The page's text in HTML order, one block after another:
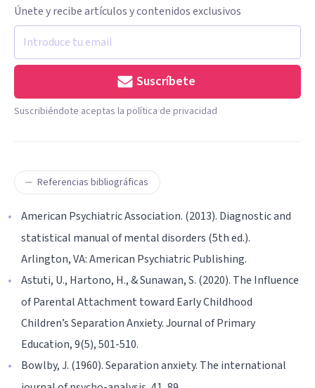
Únete y recibe artículos y contenidos exclusivos
Suscríbete
Suscribiéndote aceptas la política de privacidad
Referencias bibliográficas
American Psychiatric Association. (2013). Diagnostic and
statistical manual of mental disorders (5th ed.).
Arlington, VA: American Psychiatric Publishing.
Astuti, U., Hartono, H., & Sunawan, S. (2020). The Influence
of Parental Attachment toward Early Childhood
Children’s Separation Anxiety. Journal of Primary
Education, 9(5), 501-510.
Bowlby, J. (1960). Separation anxiety. The international